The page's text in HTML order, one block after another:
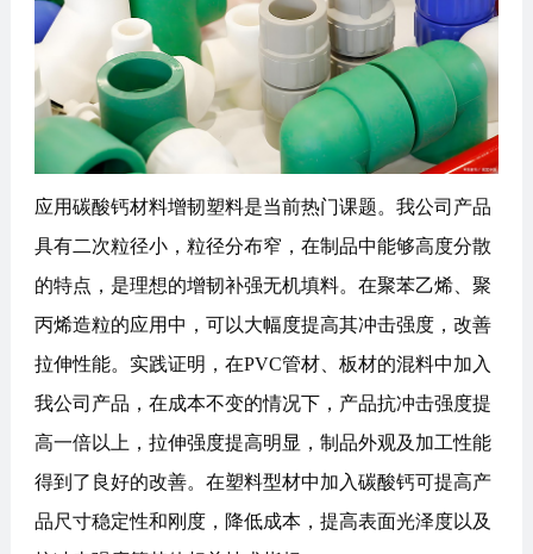
应用碳酸钙材料增韧塑料是当前热门课题。我公司产品
具有二次粒径小，粒径分布窄，在制品中能够高度分散
的特点，是理想的增韧补强无机填料。在聚苯乙烯、聚
丙烯造粒的应用中，可以大幅度提高其冲击强度，改善
拉伸性能。实践证明，在PVC管材、板材的混料中加入
我公司产品，在成本不变的情况下，产品抗冲击强度提
高一倍以上，拉伸强度提高明显，制品外观及加工性能
得到了良好的改善。在塑料型材中加入碳酸钙可提高产
品尺寸稳定性和刚度，降低成本，提高表面光泽度以及